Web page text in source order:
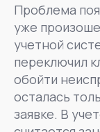
Проблема
уже
учетной
переключил
обойти
осталась
заявке. В